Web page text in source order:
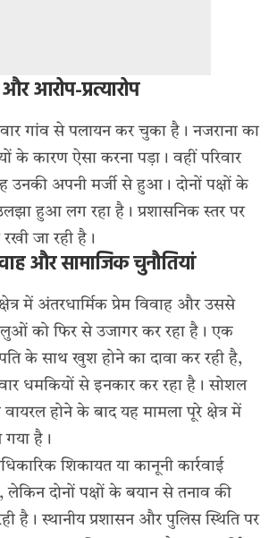
आरोप-प्रत्यारोप
गांव से पलायन कर चुका है। नजराना का
के कारण ऐसा करना पड़ा। वहीं परिवार
उनकी अपनी मर्जी से हुआ। दोनों पक्षों के
हुआ लग रहा है। प्रशासनिक स्तर पर
जा रही है।
और सामाजिक चुनौतियां
में अंतरधार्मिक प्रेम विवाह और उससे
को फिर से उजागर कर रहा है। एक
के साथ खुश होने का दावा कर रही है,
धमकियों से इनकार कर रहा है। सोशल
वायरल होने के बाद यह मामला पूरे क्षेत्र में
गया है।
शिकायत या कानूनी कार्रवाई
दोनों पक्षों के बयान से तनाव की
है। स्थानीय प्रशासन और पुलिस स्थिति पर